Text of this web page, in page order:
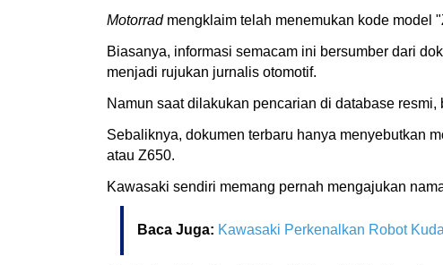
Motorradmengklaim telah menemukan kode model
Biasanya, informasi semacam ini bersumber dari
menjadi rujukan jurnalis otomotif.
Namun saat dilakukan pencarian di database
Sebaliknya, dokumen terbaru hanya menyebutkan
atau Z650.
Kawasaki sendiri memang pernah mengajukan
Baca Juga: Kawasaki Perkenalkan Robot